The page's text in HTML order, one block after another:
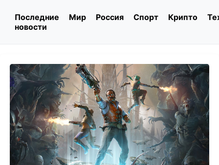
Последние
новости
Мир Россия Спорт Крипто